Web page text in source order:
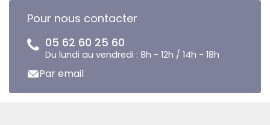
Pour nous contacter
05 62 60 25 60
Du lundi au vendredi : 8h - 12h / 14h - 18h
Par email